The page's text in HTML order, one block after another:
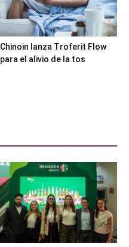
Chinoin lanza Troferit Flow
para el alivio de la tos